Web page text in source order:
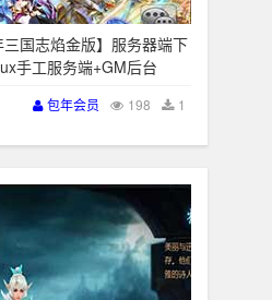
国志焰金版】服务器端下
手工服务端+GM后台
1
198
包年会员